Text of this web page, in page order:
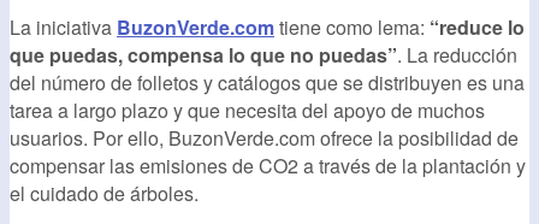
La iniciativa BuzonVerde.comtiene como lema: “reduce lo
que puedas, compensa lo que no puedas”. La reducción
del número de folletos y catálogos que se distribuyen es una
tarea a largo plazo y que necesita del apoyo de muchos
usuarios. Por ello, BuzonVerde.com ofrece la posibilidad de
compensar las emisiones de CO2 a través de la plantación y
el cuidado de árboles.